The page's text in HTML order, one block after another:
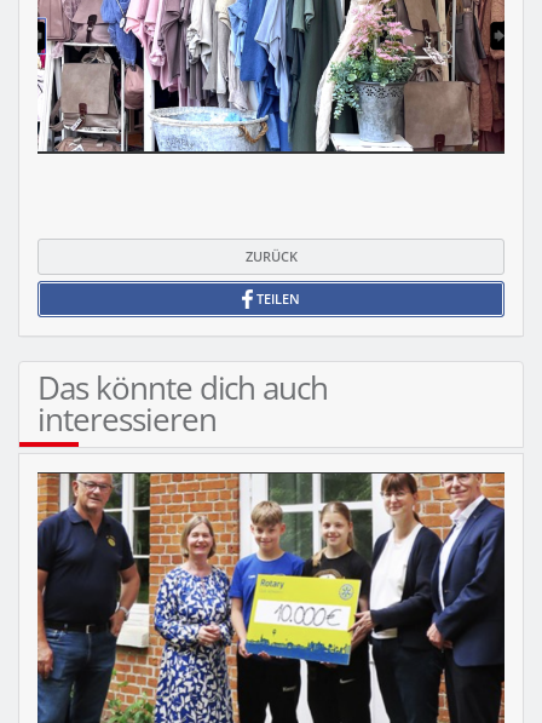
ZURÜCK
TEILEN
Das könnte dich auch
interessieren